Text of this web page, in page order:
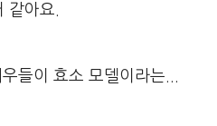
같아요.
들이 효소 모델이라는...